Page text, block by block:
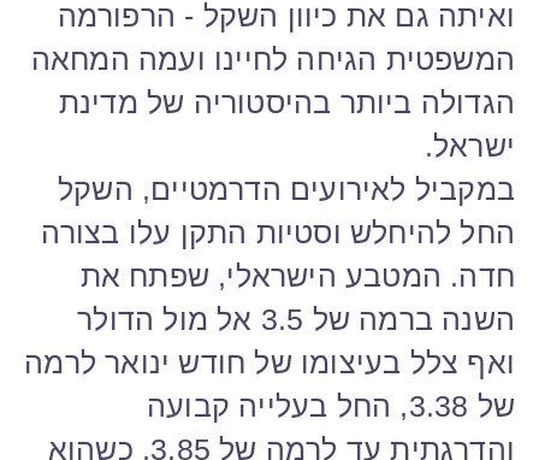
ואיתה גם את כיוון השקל - הרפורמה
המשפטית הגיחה לחיינו ועמה המחאה
הגדולה ביותר בהיסטוריה של מדינת
ישראל.
במקביל לאירועים הדרמטיים, השקל
החל להיחלש וסטיות התקן עלו בצורה
חדה. המטבע הישראלי, שפתח את
השנה ברמה של 3.5 אל מול הדולר
ואף צלל בעיצומו של חודש ינואר לרמה
של 3.38, החל בעלייה קבועה
והדרגתית עד לרמה של 3.85, כשהוא